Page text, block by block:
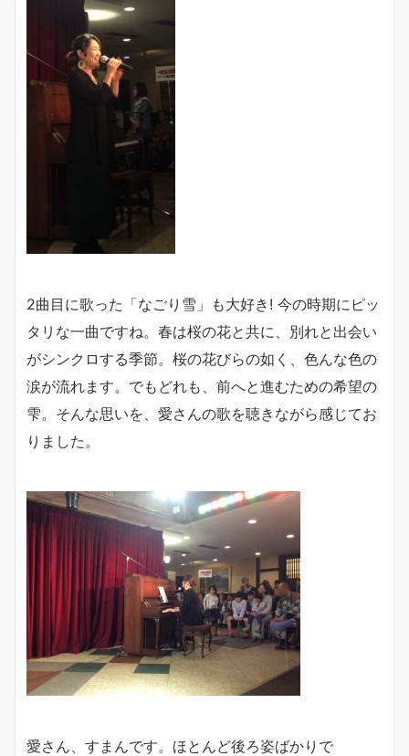
2曲目に歌った「なごり雪」も大好き! 今の時期にピッ
タリな一曲ですね。春は桜の花と共に、別れと出会い
がシンクロする季節。桜の花びらの如く、色んな色の
涙が流れます。でもどれも、前へと進むための希望の
雫。そんな思いを、愛さんの歌を聴きながら感じてお
りました。
愛さん、すまんです。ほとんど後ろ姿ばかりで